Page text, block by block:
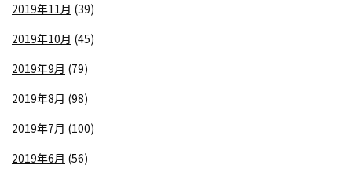
2019年11月 (39)
2019年10月 (45)
2019年9月 (79)
2019年8月 (98)
2019年7月 (100)
2019年6月 (56)